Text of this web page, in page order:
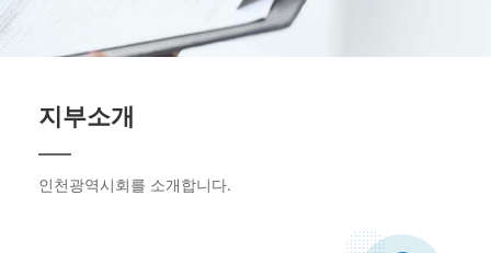
지부소개
인천광역시회를 소개합니다.